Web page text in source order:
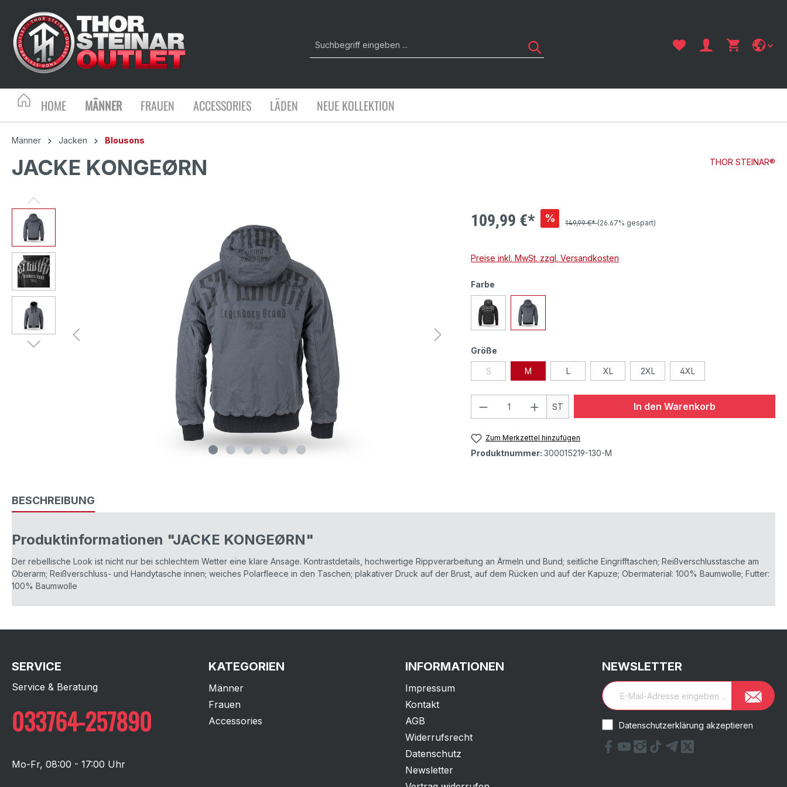
HOME MÄNNER FRAUEN ACCESSORIES LÄDEN NEUE KOLLEKTION
Männer Jacken Blousons
JACKE KONGEØRN THOR STEINAR®
109,99 €* % 149,99 €*(26.67% gespart)
Preise inkl. MwSt. zzgl. Versandkosten
Farbe
Größe
S M L XL 2XL 4XL
ST In den Warenkorb
Zum Merkzettel hinzufügen
Produktnummer: 300015219-130-M
BESCHREIBUNG
Produktinformationen "JACKE KONGEØRN"
Der rebellische Look ist nicht nur bei schlechtem Wetter eine klare Ansage. Kontrastdetails, hochwertige Rippverarbeitung an Ärmeln und Bund; seitliche Eingrifftaschen; Reißverschlusstasche am
Oberarm; Reißverschluss- und Handytasche innen; weiches Polarfleece in den Taschen; plakativer Druck auf der Brust, auf dem Rücken und auf der Kapuze; Obermaterial: 100% Baumwolle; Futter:
100% Baumwolle
SERVICE
Service & Beratung
033764-257890
Mo-Fr, 08:00 - 17:00 Uhr
KATEGORIEN
Männer
Frauen
Accessories
INFORMATIONEN
Impressum
Kontakt
AGB
Widerrufsrecht
Datenschutz
Newsletter
NEWSLETTER
Datenschutzerklärung akzeptieren